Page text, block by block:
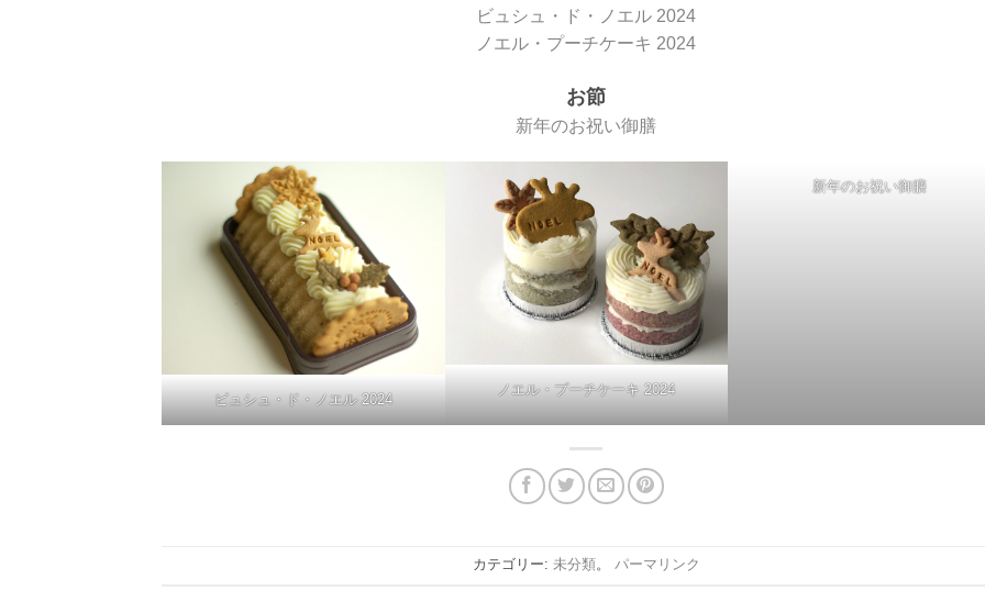
ビュシュ・ド・ノエル 2024
ノエル・プーチケーキ 2024
お節
新年のお祝い御膳
ビュシュ・ド・ノエル 2024
ノエル・プーチケーキ 2024
新年のお祝い御膳
カテゴリー: 未分類。 パーマリンク